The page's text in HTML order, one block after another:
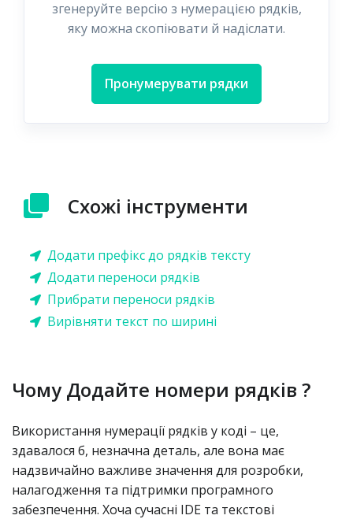
згенеруйте версію з нумерацією рядків,
яку можна скопіювати й надіслати.
Пронумерувати рядки
Схожі інструменти
Додати префікс до рядків тексту
Додати переноси рядків
Прибрати переноси рядків
Вирівняти текст по ширині
Чому Додайте номери рядків ?
Використання нумерації рядків у коді – це,
здавалося б, незначна деталь, але вона має
надзвичайно важливе значення для розробки,
налагодження та підтримки програмного
забезпечення. Хоча сучасні IDE та текстові